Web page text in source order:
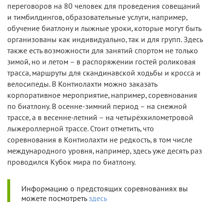
переговоров на 80 человек для проведения совещаний
и тимбилдингов, образовательные услуги, например,
обучение биатлону и лыжные уроки, которые могут быть
организованы как индивидуально, так и для групп. Здесь
также есть возможности для занятий спортом не только
зимой, но и летом – в распоряжении гостей роликовая
трасса, маршруты для скандинавской ходьбы и кросса и
велосипеды. В Контиолахти можно заказать
корпоративное мероприятие, например, соревнования
по биатлону. В осенне-зимний период – на снежной
трассе, а в весенне-летний – на четырёхкилометровой
лыжероллерной трассе. Стоит отметить, что
соревнования в Контиолахти не редкость, в том числе
международного уровня, например, здесь уже десять раз
проводился Кубок мира по биатлону.
Информацию о предстоящих соревнованиях вы
можете посмотретьздесь